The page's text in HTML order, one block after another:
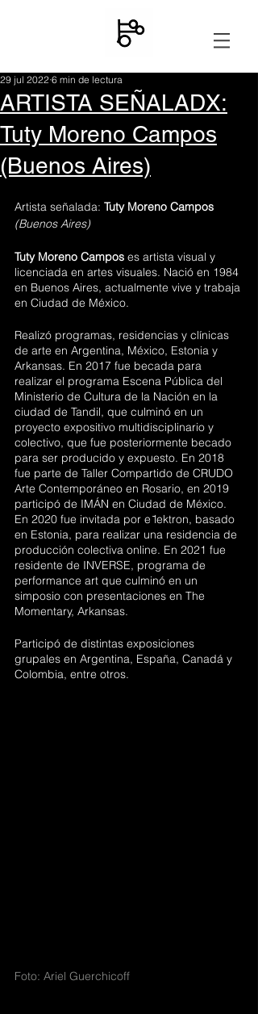
ARTISTA SEÑALADX:
Tuty Moreno Campos
(Buenos Aires)
29 jul 2022 6 min de lectura
Artista señalada: Tuty Moreno Campos
(Buenos Aires)
Tuty Moreno Campos es artista visual y
licenciada en artes visuales. Nació en 1984
en Buenos Aires, actualmente vive y trabaja
en Ciudad de México.
Realizó programas, residencias y clínicas
de arte en Argentina, México, Estonia y
Arkansas. En 2017 fue becada para
realizar el programa Escena Pública del
Ministerio de Cultura de la Nación en la
ciudad de Tandil, que culminó en un
proyecto expositivo multidisciplinario y
colectivo, que fue posteriormente becado
para ser producido y expuesto. En 2018
fue parte de Taller Compartido de CRUDO
Arte Contemporáneo en Rosario, en 2019
participó de IMÁN en Ciudad de México.
En 2020 fue invitada por e ̄lektron, basado
en Estonia, para realizar una residencia de
producción colectiva online. En 2021 fue
residente de INVERSE, programa de
performance art que culminó en un
simposio con presentaciones en The
Momentary, Arkansas.
Participó de distintas exposiciones
grupales en Argentina, España, Canadá y
Colombia, entre otros.
Foto: Ariel Guerchicoff